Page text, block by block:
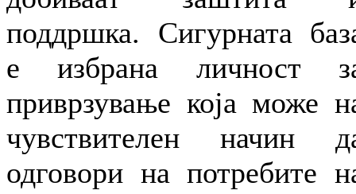
поддршка. Сигурната
е избрана личност
приврзување која може
чувствителен начин
одговори на потребите